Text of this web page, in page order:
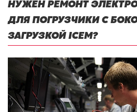
НУЖЕН РЕМОНТ
ДЛЯ ПОГРУЗЧИКИ С
ЗАГРУЗКОЙ ICEM?